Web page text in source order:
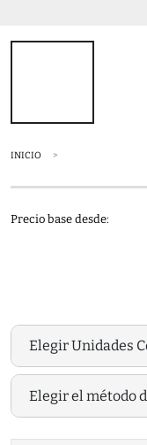
INICIO
Precio base desde:
Elegir Unidades
Elegir el método